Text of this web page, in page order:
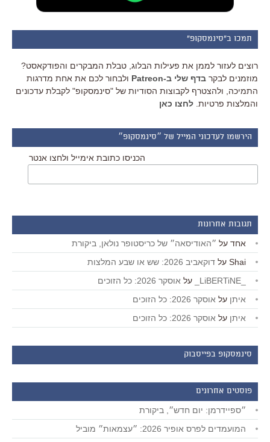
תמכו ב"סינמסקופ"
רוצים לעזור לממן את פעילות הבלוג, טבלת המבקרים והפודקאסט?
מוזמנים לבקר בדף שלי ב-Patreon
ולבחור לכם את אחת מדרגות
התמיכה, ולהצטרף לקבוצות הסודיות של "סינמסקופ" לקבלת עדכונים
והמלצות פרטיות. לחצו כאן
הירשמו לעדכוני המייל של ״סינמסקופ״
הכניסו כתובת אימייל ולחצו אנטר
תגובות אחרונות
אחד על ״האודיסאה״ של כריסטופר נולאן, ביקורת
Shai על דוקאביב 2026: שש או שבע המלצות
על אוסקר 2026: כל הזוכים
איתן על אוסקר 2026: כל הזוכים
איתן על אוסקר 2026: כל הזוכים
סינמסקופ בפייסבוק
פוסטים אחרונים
״ספיידרמן: יום חדש״, ביקורת
המועמדים לפרס אופיר 2026: ״עצמאות״ מוביל